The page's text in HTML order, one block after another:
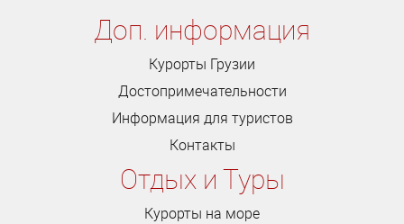
Доп. информация
Курорты Грузии
Достопримечательности
Информация для туристов
Контакты
Отдых и Туры
Курорты на море